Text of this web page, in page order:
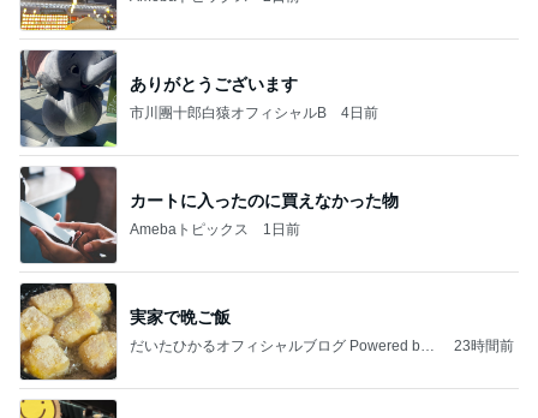
ありがとうございます
市川團十郎白猿オフィシャルB 4日前
カートに入ったのに買えなかった物
Amebaトピックス 1日前
実家で晩ご飯
だいたひかるオフィシャルブログ Powered by
23時間前